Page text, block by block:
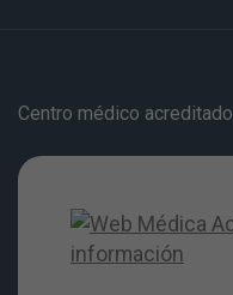
Centro médico acreditado